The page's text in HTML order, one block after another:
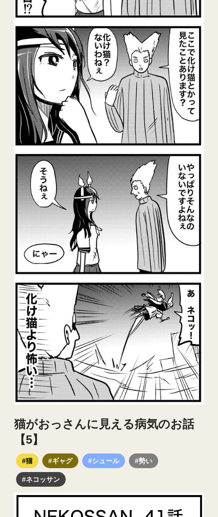
猫がおっさんに見える病気のお話
【5】
#猫 #ギャグ #シュール #勢い
#ネコッサン